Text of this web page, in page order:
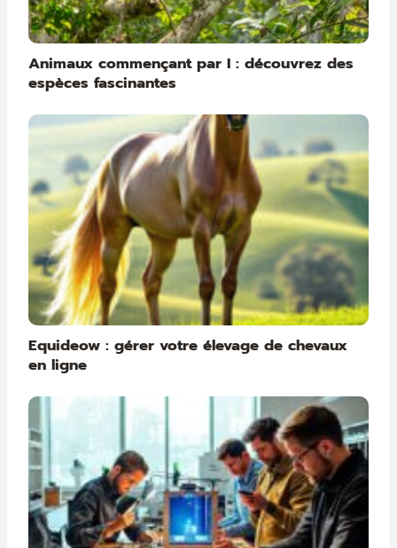
Animaux commençant par I : découvrez des
espèces fascinantes
Equideow : gérer votre élevage de chevaux
en ligne